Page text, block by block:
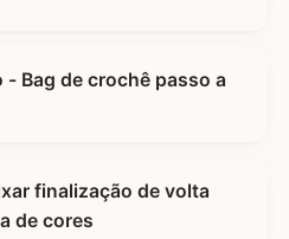
a
finalização de volta
de cores